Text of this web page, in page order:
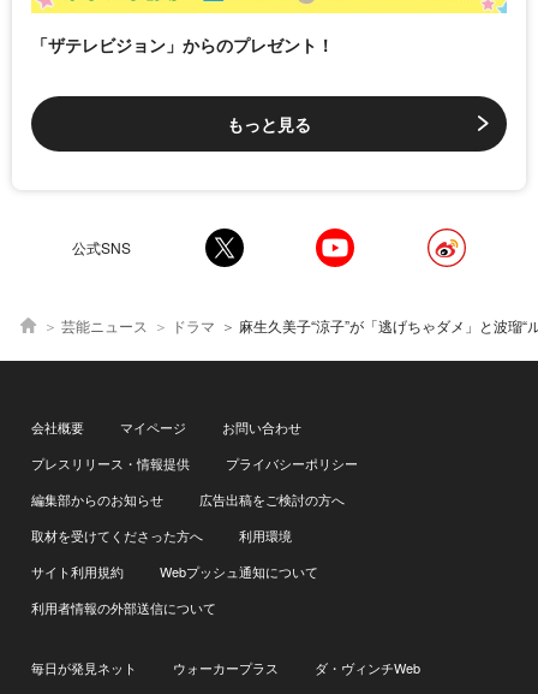
「ザテレビジョン」からのプレゼント！
もっと見る
公式SNS
芸能ニュース ドラマ 麻生久美子“涼子”が「逃げちゃダメ」と波瑠“ルナ”の背中を押す、2人のシスターフッドに感動の声＜
会社概要 マイページ
お問い合わせ
プレスリリース・情報提供
プライバシーポリシー
編集部からのお知らせ
広告出稿をご検討の方へ
取材を受けてくださった方へ
利用環境
サイト利用規約
Webプッシュ通知について
利用者情報の外部送信について
毎日が発見ネット ウォーカープラス
ダ・ヴィンチWeb